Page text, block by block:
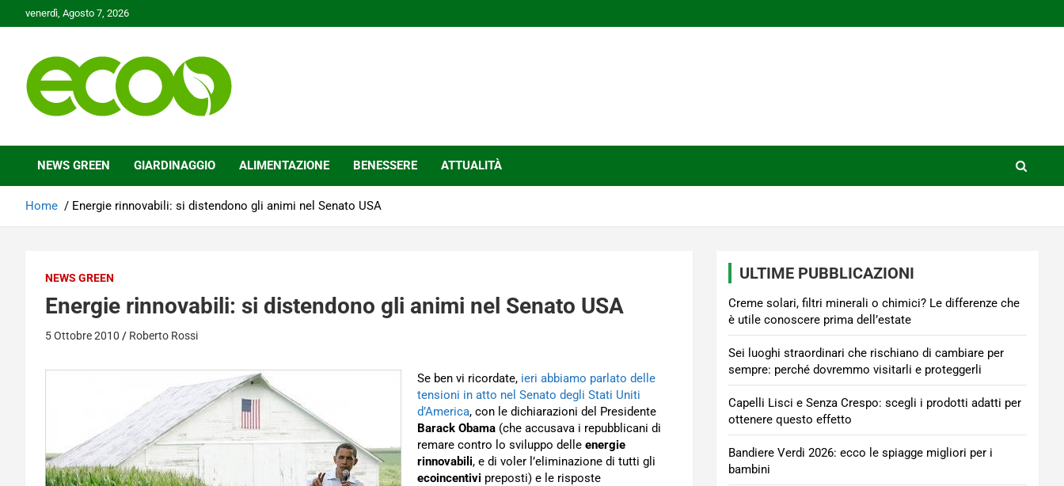
to
venerdì, Agosto 7, 2026
Ecoo.it
NEWS GREEN GIARDINAGGIO ALIMENTAZIONE BENESSERE ATTUALITÀ
Home Energie rinnovabili: si distendono gli animi nel Senato USA
NEWS GREEN
Energie rinnovabili: si distendono gli animi nel Senato USA
5 Ottobre 2010 Roberto Rossi
Se ben vi ricordate, ieri abbiamo parlato delle
tensioni in atto nel Senato degli Stati Uniti
d’America, con le dichiarazioni del Presidente
Barack Obama (che accusava i repubblicani di
remare contro lo sviluppo delle energie
rinnovabili, e di voler l’eliminazione di tutti gli
ecoincentivi preposti) e le risposte
ULTIME PUBBLICAZIONI
Creme solari, filtri minerali o chimici? Le differenze che
è utile conoscere prima dell’estate
Sei luoghi straordinari che rischiano di cambiare per
sempre: perché dovremmo visitarli e proteggerli
Capelli Lisci e Senza Crespo: scegli i prodotti adatti per
ottenere questo effetto
Bandiere Verdi 2026: ecco le spiagge migliori per i
bambini